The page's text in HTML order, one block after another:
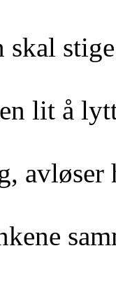
skal
lit å
avløser